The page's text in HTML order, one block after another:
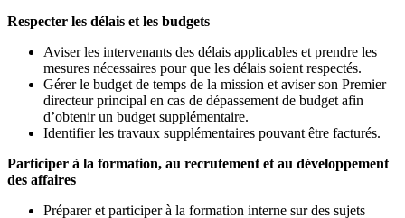
Respecter les délais et les budgets
Aviser les intervenants des délais applicables et prendre les
mesures nécessaires pour que les délais soient respectés.
Gérer le budget de temps de la mission et aviser son Premier
directeur principal en cas de dépassement de budget afin
d’obtenir un budget supplémentaire.
Identifier les travaux supplémentaires pouvant être facturés.
Participer à la formation, au recrutement et au développement
des affaires
Préparer et participer à la formation interne sur des sujets